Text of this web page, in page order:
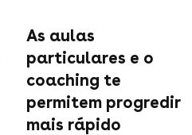
As aulas
particulares e o
coaching te
permitem progredir
mais rápido